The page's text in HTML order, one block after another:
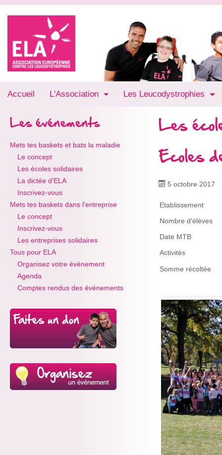
Accueil L'Association Les Leucodystrophies
Les événements
Mets tes baskets et bats la maladie
Le concept
Les écoles solidaires
La dictée d'ELA
Inscrivez-vous
Mets tes baskets dans l'entreprise
Le concept
Inscrivez-vous
Les entreprises solidaires
Tous pour ELA
Organisez votre événement
Agenda
Comptes rendus des événements
Les
Ecoles
5 octobre 2017
Etablissement
Nombre d'élèves
Date MTB
Activités
Somme récoltée